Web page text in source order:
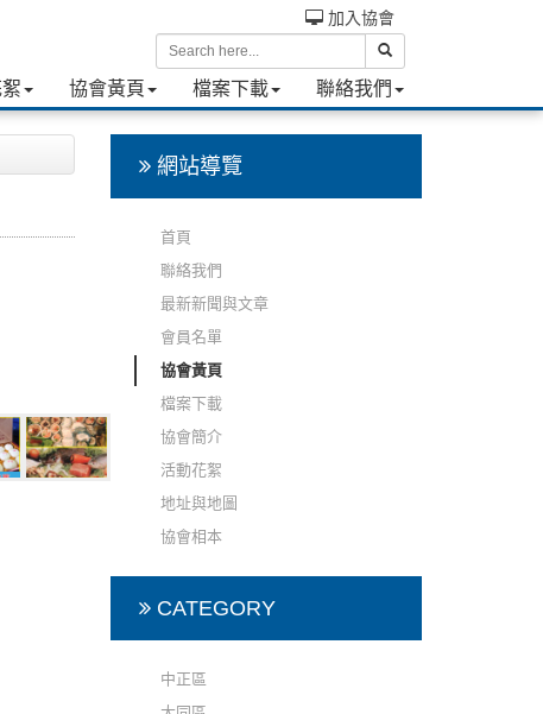
協會黃頁 檔案下載 聯絡我們
加入協會
網站導覽
首頁
聯絡我們
最新新聞與文章
會員名單
協會黃頁
檔案下載
協會簡介
活動花絮
地址與地圖
協會相本
CATEGORY
中正區